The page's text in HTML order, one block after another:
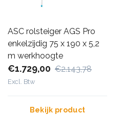
ASC rolsteiger AGS Pro
enkelzijdig 75 x 190 x 5,2
m werkhoogte
€1.729,00 €2.143,78
Excl. Btw
Bekijk product